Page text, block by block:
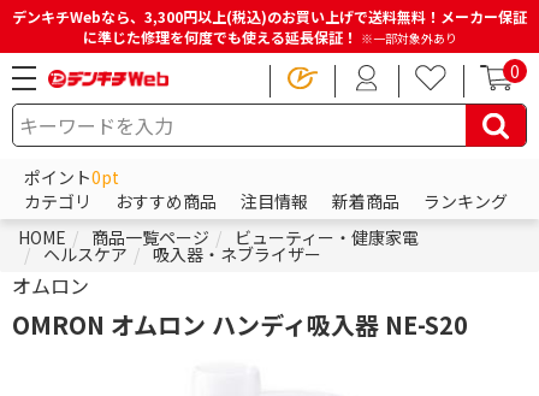
デンキチWebなら、3,300円以上(税込)のお買い上げで送料無料！メーカー保証
に準じた修理を何度でも使える延長保証！ ※一部対象外あり
0
ポイント0pt
カテゴリ
おすすめ商品 注目情報 新着商品
ランキング
HOME
商品一覧ページ ビューティー・健康家電
ヘルスケア 吸入器・ネブライザー
オムロン
OMRON オムロン ハンディ吸入器 NE-S20